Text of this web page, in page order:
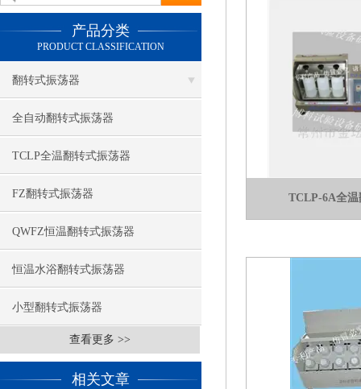
产品分类
PRODUCT CLASSIFICATION
翻转式振荡器
全自动翻转式振荡器
TCLP全温翻转式振荡器
FZ翻转式振荡器
QWFZ恒温翻转式振荡器
恒温水浴翻转式振荡器
小型翻转式振荡器
查看更多 >>
相关文章
TCLP-6A全